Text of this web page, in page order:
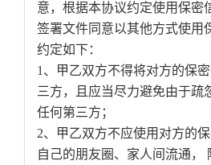
意，根据本协议约定使用保密
签署文件同意以其他方式使用
约定如下：
1、甲乙双方不得将对方的保
三方，且应当尽力避免由于疏
任何第三方；
2、甲乙双方不应使用对方的
自己的朋友圈、家人间流通，